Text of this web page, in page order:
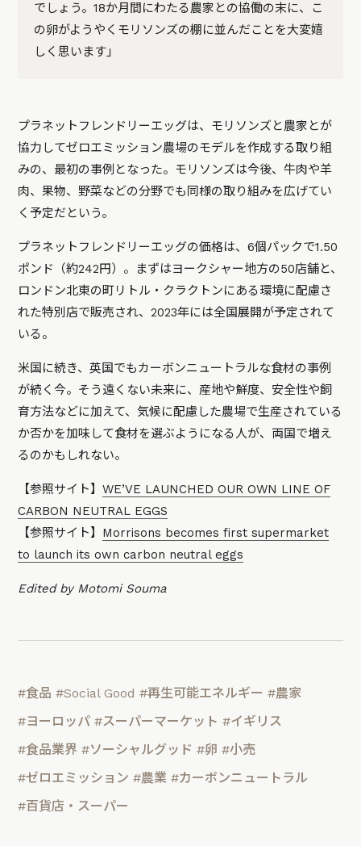
でしょう。18か月間にわたる農家との協働の末に、こ
の卵がようやくモリソンズの棚に並んだことを大変嬉
しく思います」
プラネットフレンドリーエッグは、モリソンズと農家とが
協力してゼロエミッション農場のモデルを作成する取り組
みの、最初の事例となった。モリソンズは今後、牛肉や羊
肉、果物、野菜などの分野でも同様の取り組みを広げてい
く予定だという。
プラネットフレンドリーエッグの価格は、6個パックで1.50
ポンド（約242円）。まずはヨークシャー地方の50店舗と、
ロンドン北東の町リトル・クラクトンにある環境に配慮さ
れた特別店で販売され、2023年には全国展開が予定されて
いる。
米国に続き、英国でもカーボンニュートラルな食材の事例
が続く今。そう遠くない未来に、産地や鮮度、安全性や飼
育方法などに加えて、気候に配慮した農場で生産されている
か否かを加味して食材を選ぶようになる人が、両国で増え
るのかもしれない。
【参照サイト】WE’VE LAUNCHED OUR OWN LINE OF
CARBON NEUTRAL EGGS
【参照サイト】 Morrisons becomes first supermarket
to launch its own carbon neutral eggs
Edited by Motomi Souma
#食品 #Social Good #再生可能エネルギー #農家
#ヨーロッパ #スーパーマーケット #イギリス
#食品業界 #ソーシャルグッド #卵 #小売
#ゼロエミッション #農業 #カーボンニュートラル
#百貨店・スーパー